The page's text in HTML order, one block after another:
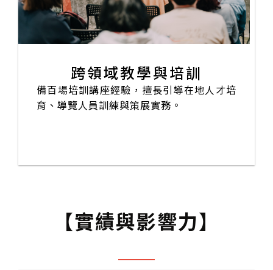
跨領域教學與培訓
備百場培訓講座經驗，擅長引導在地人才培
育、導覽人員訓練與策展實務。
【實績與影響力】